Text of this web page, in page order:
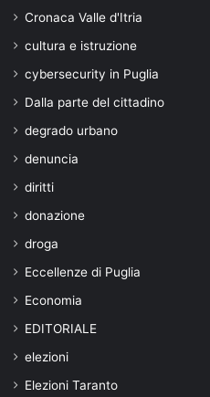
Cronaca Valle d'Itria
cultura e istruzione
cybersecurity in Puglia
Dalla parte del cittadino
degrado urbano
denuncia
diritti
donazione
droga
Eccellenze di Puglia
Economia
EDITORIALE
elezioni
Elezioni Taranto